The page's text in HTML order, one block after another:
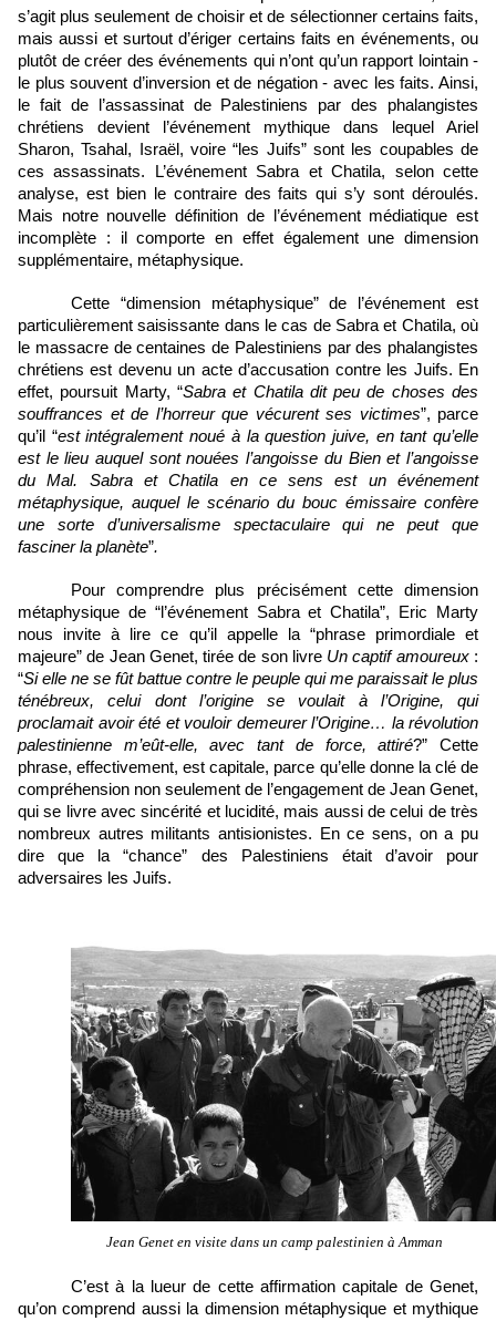
s’agit plus seulement de choisir et de sélectionner certains faits,
mais aussi et surtout d’ériger certains faits en événements, ou
plutôt de créer des événements qui n’ont qu’un rapport lointain -
le plus souvent d’inversion et de négation - avec les faits. Ainsi,
le fait de l’assassinat de Palestiniens par des phalangistes
chrétiens devient l’événement mythique dans lequel Ariel
Sharon, Tsahal, Israël, voire “les Juifs” sont les coupables de
ces assassinats. L’événement Sabra et Chatila, selon cette
analyse, est bien le contraire des faits qui s’y sont déroulés.
Mais notre nouvelle définition de l’événement médiatique est
incomplète : il comporte en effet également une dimension
supplémentaire, métaphysique.
Cette “dimension métaphysique” de l’événement est
particulièrement saisissante dans le cas de Sabra et Chatila, où
le massacre de centaines de Palestiniens par des phalangistes
chrétiens est devenu un acte d’accusation contre les Juifs. En
effet, poursuit Marty, “Sabra et Chatila dit peu de choses des
souffrances et de l’horreur que vécurent ses victimes”, parce
qu’il “est intégralement noué à la question juive, en tant qu’elle
est le lieu auquel sont nouées l’angoisse du Bien et l’angoisse
du Mal. Sabra et Chatila en ce sens est un événement
métaphysique, auquel le scénario du bouc émissaire confère
une sorte d’universalisme spectaculaire qui ne peut que
fasciner la planète”.
Pour comprendre plus précisément cette dimension
métaphysique de “l’événement Sabra et Chatila”, Eric Marty
nous invite à lire ce qu’il appelle la “phrase primordiale et
majeure” de Jean Genet, tirée de son livre Un captif amoureux :
“Si elle ne se fût battue contre le peuple qui me paraissait le plus
ténébreux, celui dont l’origine se voulait à l’Origine, qui
proclamait avoir été et vouloir demeurer l’Origine… la révolution
palestinienne m’eût-elle, avec tant de force, attiré?” Cette
phrase, effectivement, est capitale, parce qu’elle donne la clé de
compréhension non seulement de l’engagement de Jean Genet,
qui se livre avec sincérité et lucidité, mais aussi de celui de très
nombreux autres militants antisionistes. En ce sens, on a pu
dire que la “chance” des Palestiniens était d’avoir pour
adversaires les Juifs.
Jean Genet en visite dans un camp palestinien à Amman
C’est à la lueur de cette affirmation capitale de Genet,
qu’on comprend aussi la dimension métaphysique et mythique